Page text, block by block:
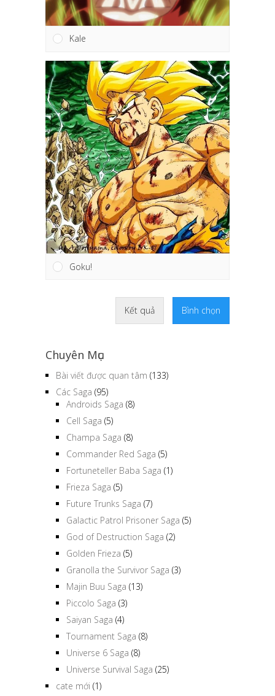
Kale
Goku!
Kết quả Bình chọn
Chuyên Mục
Bài viết được quan tâm (133)
Các Saga (95)
Androids Saga (8)
Cell Saga (5)
Champa Saga (8)
Commander Red Saga (5)
Fortuneteller Baba Saga (1)
Frieza Saga (5)
Future Trunks Saga (7)
Galactic Patrol Prisoner Saga (5)
God of Destruction Saga (2)
Golden Frieza (5)
Granolla the Survivor Saga (3)
Majin Buu Saga (13)
Piccolo Saga (3)
Saiyan Saga (4)
Tournament Saga (8)
Universe 6 Saga (8)
Universe Survival Saga (25)
cate mới (1)